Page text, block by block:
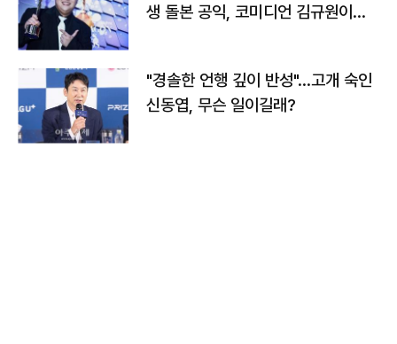
생 돌본 공익, 코미디언 김규원이었
"경솔한 언행 깊이 반성"…고개 숙인
신동엽, 무슨 일이길래?